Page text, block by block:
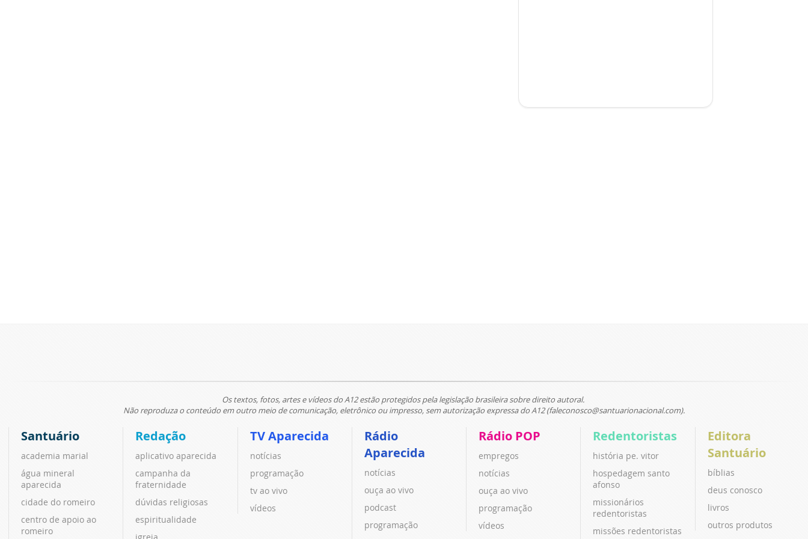
Os textos, fotos, artes e vídeos do A12 estão protegidos pela legislação brasileira sobre direito autoral.
Não reproduza o conteúdo em outro meio de comunicação, eletrônico ou impresso, sem autorização expressa do A12 (faleconosco@santuarionacional.com).
Santuário
academia marial
água mineral
aparecida
cidade do romeiro
centro de apoio ao
romeiro
Redação
aplicativo aparecida
campanha da
fraternidade
dúvidas religiosas
espiritualidade
igreja
TV Aparecida
notícias
programação
tv ao vivo
vídeos
Rádio
Aparecida
notícias
ouça ao vivo
podcast
programação
Rádio POP
empregos
notícias
ouça ao vivo
programação
vídeos
Redentoristas
história pe. vitor
hospedagem santo
afonso
missionários
redentoristas
missões redentoristas
Editora
Santuário
bíblias
deus conosco
livros
outros produtos